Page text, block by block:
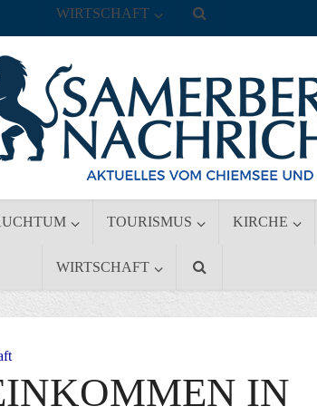
TOURISMUS KIRCHE
WIRTSCHAFT
WIRTSCHAFT
IN